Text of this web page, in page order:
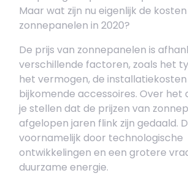
Maar wat zijn nu eigenlijk de
zonnepanelen in 2020?
De prijs van zonnepanelen is
verschillende factoren, zoals het
het vermogen, de
bijkomende accessoires. Over het
je stellen dat de prijzen van
afgelopen jaren flink zijn gedaald.
voornamelijk door technologische
ontwikkelingen en een grotere
duurzame energie.